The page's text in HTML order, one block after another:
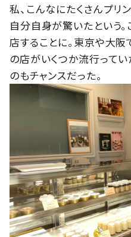
私、こんなにたくさんプリ
自分自身が驚いたという
店することに。東京や大阪
の店がいくつか流行って
のもチャンスだった。